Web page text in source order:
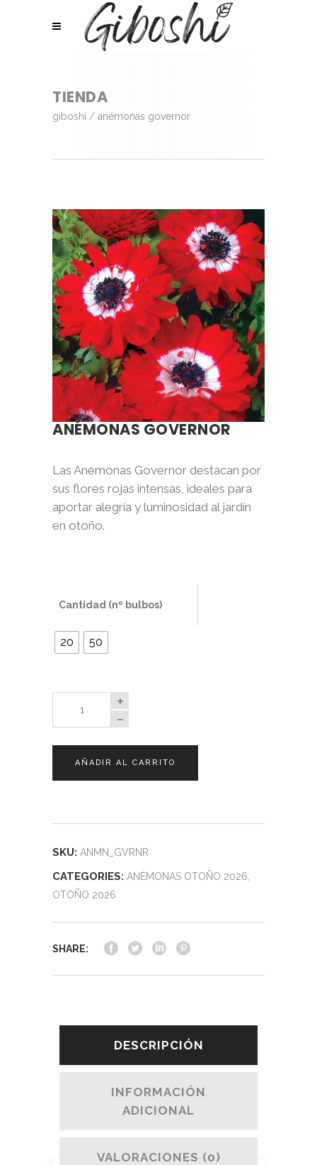
TIENDA
giboshi / anémonas governor
ANÉMONAS GOVERNOR
Las Anémonas Governor destacan por
sus flores rojas intensas, ideales para
aportar alegría y luminosidad al jardín
en otoño.
Cantidad (nº bulbos)
20 50
AÑADIR AL CARRITO
SKU: ANMN_GVRNR
CATEGORIES: ANÉMONAS OTOÑO 2026
OTOÑO 2026
SHARE:
DESCRIPCIÓN
INFORMACIÓN
ADICIONAL
VALORACIONES (0)